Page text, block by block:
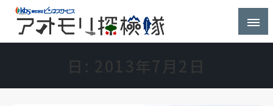
アオモリ探検隊
株式会社ビジネスサービス社員が青森県を探検するブ
2013年7月2日